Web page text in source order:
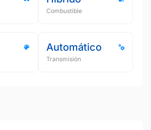
Combustible
Automático
Transmisión